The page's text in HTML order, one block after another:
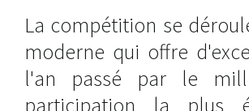
La compétition se
moderne qui offre
l'an passé par le
participation la plus